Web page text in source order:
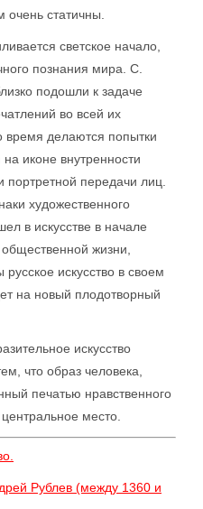
очень статичны.
светское начало,
познания мира. С.
подошли к задаче
во всей их
время делаются попытки
иконе внутренности
портретной передачи лиц.
художественного
в искусстве в начале
жизни,
русское искусство в своем
на новый плодотворный
искусство
что образ человека,
печатью нравственного
место.
Рублев (между 1360 и